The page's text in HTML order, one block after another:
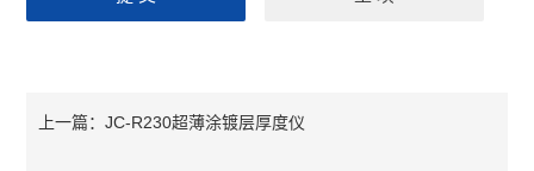
上一篇：JC-R230超薄涂镀层厚度仪